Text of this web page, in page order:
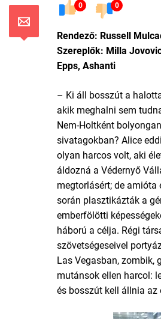
0 0
Rendező: Russell
Szereplők: Milla
Epps, Ashanti
– Ki áll bosszút a
akik meghalni sem
Nem-Holtként
sivatagokban? Alice
olyan harcos volt, aki
áldozná a Védernyő
megtorlásért; de amióta
során plasztikázták a
emberfölötti
háború a célja. Régi
szövetségeseivel
Las Vegasban, zombik,
mutánsok ellen harcol:
és bosszút kell állnia az